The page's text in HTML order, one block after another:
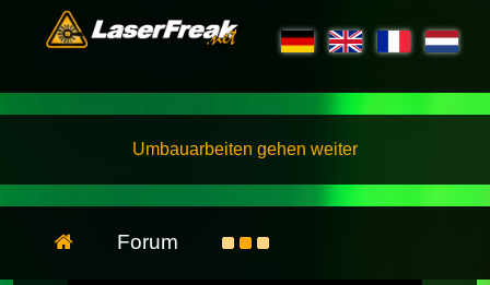
Umbauarbeiten gehen weiter
Forum